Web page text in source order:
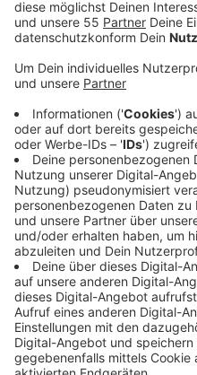
Es handle sich dabei um
Jährigen, die wegen
beiden Männer nicht mehr
Donnerstagabend
die Suche nach den
eingeleiteten Fahndung
eingesetzt. Die Spur
am Butschenweg. Der
groß und schlank. Er hat
Haar, oft zu einem
zusammengebunden. Er
Oberteil, eine helle
36-Jährige ist etwa 1,90
hat dunkelblondes, sehr